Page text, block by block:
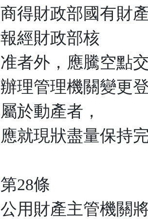
商得財政部國有財
報經財政部核
准者外，應騰空點
辦理管理機關變更
屬於動產者，
應就現狀盡量保持
第28條
公用財產主管機關